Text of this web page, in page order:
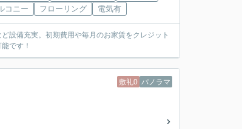
コニー
フローリング 電気有
設備充実。初期費用や毎月のお家賃をクレジット
です！
敷礼0 パノラマ